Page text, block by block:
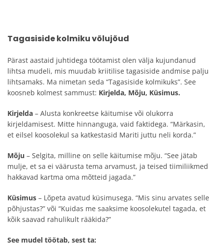
Tagasiside kolmiku võlujõud
Pärast aastaid juhtidega töötamist olen välja kujundanud
lihtsa mudeli, mis muudab kriitilise tagasiside andmise palju
lihtsamaks. Ma nimetan seda “Tagasiside kolmikuks”. See
koosneb kolmest sammust: Kirjelda, Mõju, Küsimus.
Kirjelda – Alusta konkreetse käitumise või olukorra
kirjeldamisest. Mitte hinnanguga, vaid faktidega. “Märkasin,
et eilsel koosolekul sa katkestasid Mariti juttu neli korda.”
Mõju – Selgita, milline on selle käitumise mõju. “See jätab
mulje, et sa ei väärusta tema arvamust, ja teised tiimiliikmed
hakkavad kartma oma mõtteid jagada.”
Küsimus – Lõpeta avatud küsimusega. “Mis sinu arvates selle
põhjustas?” või “Kuidas me saaksime koosolekutel tagada, et
kõik saavad rahulikult rääkida?”
See mudel töötab, sest ta: